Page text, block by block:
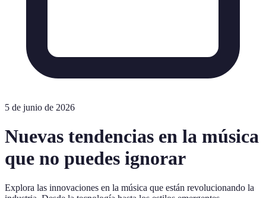
5 de junio de 2026
Nuevas tendencias en la música
que no puedes ignorar
Explora las innovaciones en la música que están revolucionando la